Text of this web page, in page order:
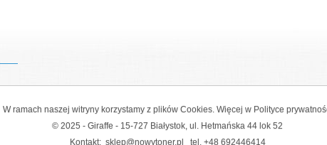
W ramach naszej witryny korzystamy z plików Cookies. Więcej w Polityce
© 2025 - Giraffe - 15-727 Białystok, ul. Hetmańska 44 lok 52
Kontakt: sklep@nowytoner.pl tel. +48 692446414